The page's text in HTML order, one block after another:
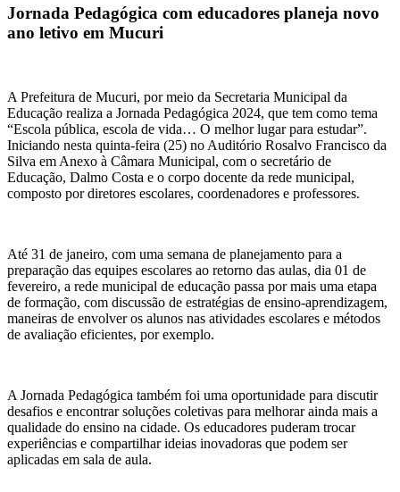
Jornada Pedagógica com educadores planeja novo
ano letivo em Mucuri
A Prefeitura de Mucuri, por meio da Secretaria Municipal da
Educação realiza a Jornada Pedagógica 2024, que tem como tema
“Escola pública, escola de vida… O melhor lugar para estudar”.
Iniciando nesta quinta-feira (25) no Auditório Rosalvo Francisco da
Silva em Anexo à Câmara Municipal, com o secretário de
Educação, Dalmo Costa e o corpo docente da rede municipal,
composto por diretores escolares, coordenadores e professores.
Até 31 de janeiro, com uma semana de planejamento para a
preparação das equipes escolares ao retorno das aulas, dia 01 de
fevereiro, a rede municipal de educação passa por mais uma etapa
de formação, com discussão de estratégias de ensino-aprendizagem,
maneiras de envolver os alunos nas atividades escolares e métodos
de avaliação eficientes, por exemplo.
A Jornada Pedagógica também foi uma oportunidade para discutir
desafios e encontrar soluções coletivas para melhorar ainda mais a
qualidade do ensino na cidade. Os educadores puderam trocar
experiências e compartilhar ideias inovadoras que podem ser
aplicadas em sala de aula.